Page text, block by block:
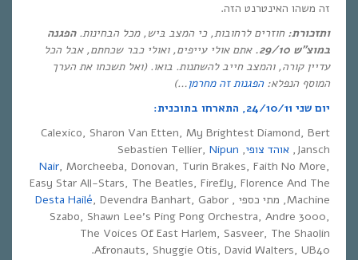
זה משהו האינטרנט הזה.
ותזכורת: חוזרים לרחובות, כי המצב בּיש, מכל הבחינות.הפגנה
במוצ”ש 29/10.
אתם אולי עייפים, ואולי כבר שכחתם, אבל הכל
עדיין קורה, והמצב חייב להשתנות. בואו. (ואל תשכחו את הערך
המוסף הנפלא:הפגנות זה מחרמן…
)
יום שני 24/10/11, התארחו בתוכנית:
Calexico, Sharon Van Etten, My Brightest Diamond, Bert
Jansch, אוהד צופי, Sebastien Tellier,
Nipun
Nair, Morcheeba, Donovan, Turin Brakes, Faith No More,
Easy Star All-Stars, The Beatles, Firefly, Florence And The
Machine, מתי כספי ,
Desta Hailé, Devendra Banhart, Gabor
Szabo, Shawn Lee’s Ping Pong Orchestra, Andre 3000,
The Voices Of East Harlem, Sasveer, The Shaolin
Afronauts, Shuggie Otis, David Walters, UB40.